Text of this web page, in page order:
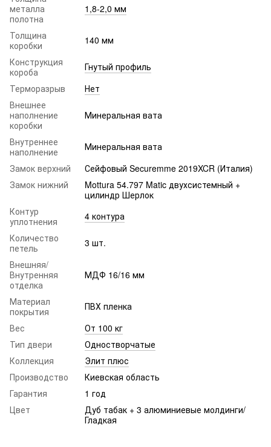
металла
полотна
1,8-2,0 мм
Толщина
коробки
140 мм
Конструкция
короба
Гнутый профиль
Терморазрыв
Нет
Внешнее
наполнение
коробки
Минеральная вата
Внутреннее
наполнение
Минеральная вата
Замок верхний
Сейфовый Securemme 2019XCR (Италия)
Замок нижний
Mottura 54.797 Matic двухсистемный +
цилиндр Шерлок
Контур
уплотнения
4 контура
Количество
петель
3 шт.
Внешняя/
Внутренняя
отделка
МДФ 16/16 мм
Материал
покрытия
ПВХ пленка
Вес
От 100 кг
Тип двери
Одностворчатые
Коллекция
Элит плюс
Производство
Киевская область
Гарантия
1 год
Цвет
Дуб табак + 3 алюминиевые молдинги/
Гладкая